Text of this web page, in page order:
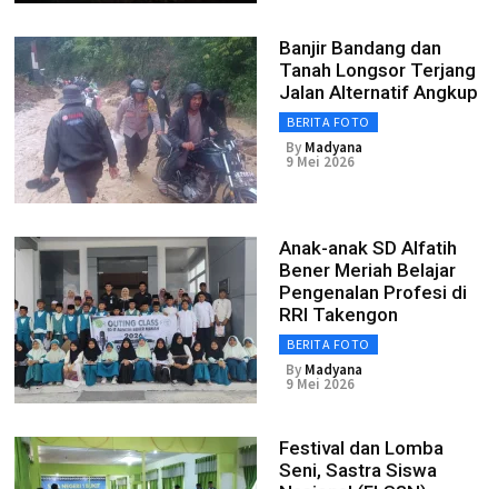
Banjir Bandang dan
Tanah Longsor Terjang
Jalan Alternatif Angkup
BERITA FOTO
By Madyana
9 Mei 2026
Anak-anak SD Alfatih
Bener Meriah Belajar
Pengenalan Profesi di
RRI Takengon
BERITA FOTO
By Madyana
9 Mei 2026
Festival dan Lomba
Seni, Sastra Siswa